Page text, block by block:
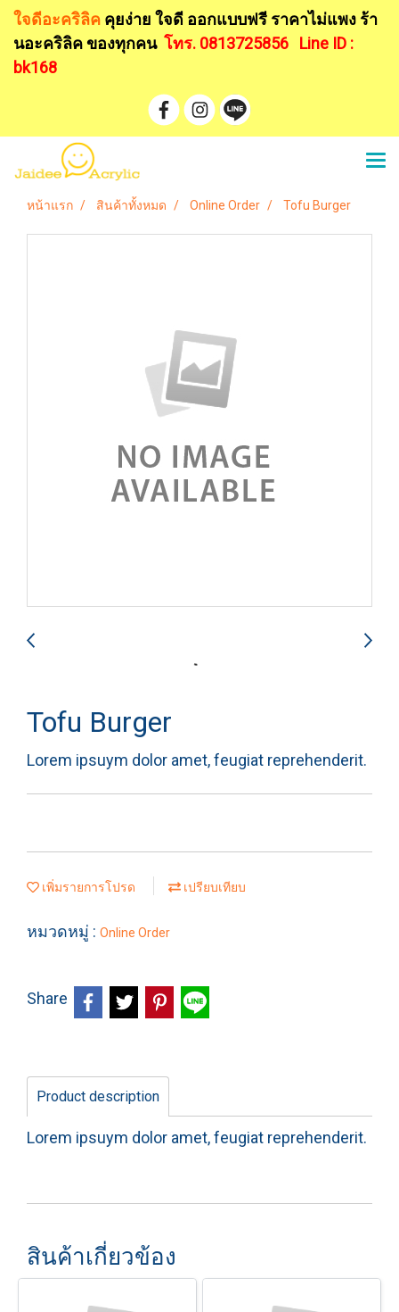
ใจดีอะคริลิค คุยง่าย ใจดี ออกแบบฟรี ราคาไม่แพง ร้า
นอะคริลิค ของทุกคน โทร. 0813725856 Line ID :
bk168
หน้าแรก สินค้าทั้งหมด Online Order Tofu Burger
Tofu Burger
Lorem ipsuym dolor amet, feugiat reprehenderit.
เพิ่มรายการโปรด เปรียบเทียบ
หมวดหมู่ : Online Order
Share
Product description
Lorem ipsuym dolor amet, feugiat reprehenderit.
สินค้าเกี่ยวข้อง